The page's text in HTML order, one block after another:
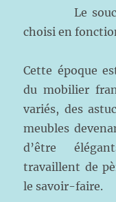
Le souci
choisi en
Cette époque
du mobilier
variés, des
meubles
d’être
travaillent de
le savoir-faire.